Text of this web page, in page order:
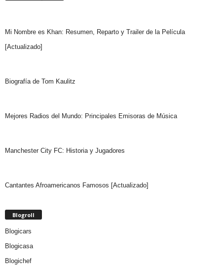
Mi Nombre es Khan: Resumen, Reparto y Trailer de la Película
[Actualizado]
Biografía de Tom Kaulitz
Mejores Radios del Mundo: Principales Emisoras de Música
Manchester City FC: Historia y Jugadores
Cantantes Afroamericanos Famosos [Actualizado]
Blogroll
Blogicars
Blogicasa
Blogichef